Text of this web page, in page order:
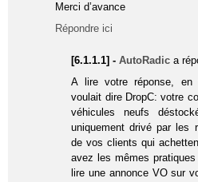
Merci d’avance
Répondre ici
[6.1.1.1] -AutoRadic a
A lire votre réponse,
voulait dire DropC: votre
véhicules neufs
uniquement drivé par les
de vos clients qui
avez les mêmes
lire une annonce VO sur